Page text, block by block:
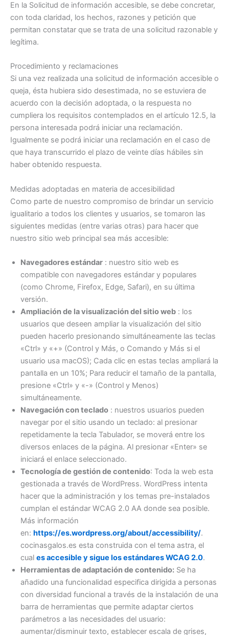
En la Solicitud de información accesible, se debe concretar,
con toda claridad, los hechos, razones y petición que
permitan constatar que se trata de una solicitud razonable y
legítima.
Procedimiento y reclamaciones
Si una vez realizada una solicitud de información accesible o
queja, ésta hubiera sido desestimada, no se estuviera de
acuerdo con la decisión adoptada, o la respuesta no
cumpliera los requisitos contemplados en el artículo 12.5, la
persona interesada podrá iniciar una reclamación.
Igualmente se podrá iniciar una reclamación en el caso de
que haya transcurrido el plazo de veinte días hábiles sin
haber obtenido respuesta.
Medidas adoptadas en materia de accesibilidad
Como parte de nuestro compromiso de brindar un servicio
igualitario a todos los clientes y usuarios, se tomaron las
siguientes medidas (entre varias otras) para hacer que
nuestro sitio web principal sea más accesible:
Navegadores estándar : nuestro sitio web es
compatible con navegadores estándar y populares
(como Chrome, Firefox, Edge, Safari), en su última
versión.
Ampliación de la visualización del sitio web : los
usuarios que deseen ampliar la visualización del sitio
pueden hacerlo presionando simultáneamente las teclas
«Ctrl» y «+» (Control y Más, o Comando y Más si el
usuario usa macOS); Cada clic en estas teclas ampliará la
pantalla en un 10%; Para reducir el tamaño de la pantalla,
presione «Ctrl» y «-» (Control y Menos)
simultáneamente.
Navegación con teclado : nuestros usuarios pueden
navegar por el sitio usando un teclado: al presionar
repetidamente la tecla Tabulador, se moverá entre los
diversos enlaces de la página. Al presionar «Enter» se
iniciará el enlace seleccionado.
Tecnología de gestión de contenido: Toda la web esta
gestionada a través de WordPress. WordPress intenta
hacer que la administración y los temas pre-instalados
cumplan el estándar WCAG 2.0 AA donde sea posible.
Más información
en: https://es.wordpress.org/about/accessibility/.
cocinasgalos.es esta construida con el tema astra, el
cual es accesible y sigue los estándares WCAG 2.0.
Herramientas de adaptación de contenido: Se ha
añadido una funcionalidad especifica dirigida a personas
con diversidad funcional a través de la instalación de una
barra de herramientas que permite adaptar ciertos
parámetros a las necesidades del usuario:
aumentar/disminuir texto, establecer escala de grises,